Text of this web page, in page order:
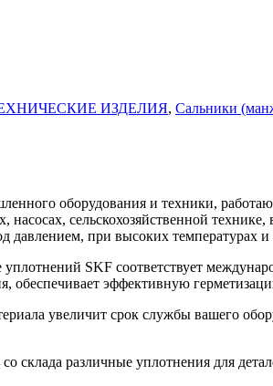
ИЗДЕЛИЯ, Сальники
оборудования и техники,
насосах, сельскохозяйственной
давлением, при высоких температурах
SKF соответствует
обеспечивает эффективную
увеличит срок службы вашего
различные уплотнения для